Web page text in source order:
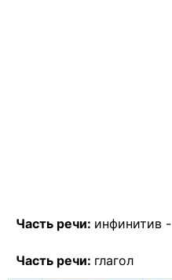
Часть речи: инфинитив -
Часть речи: глагол